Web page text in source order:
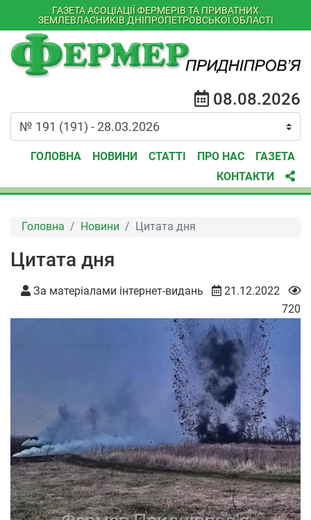
ГАЗЕТА АСОЦІАЦІЇ ФЕРМЕРІВ ТА ПРИВАТНИХ
ЗЕМЛЕВЛАСНИКІВ ДНІПРОПЕТРОВСЬКОЇ ОБЛАСТІ
08.08.2026
ГОЛОВНА НОВИНИ СТАТТІ ПРО НАС
ГАЗЕТА
КОНТАКТИ
Головна Новини Цитата дня
Цитата дня
За матеріалами інтернет-видань
21.12.2022
720